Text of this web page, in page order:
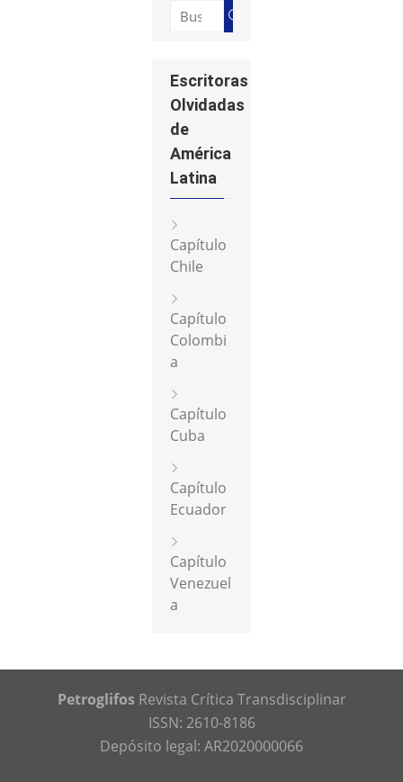
r
Buscar:
Buscar
Escritoras
Olvidadas
de
América
Latina
Capítulo
Chile
Capítulo
Colombi
a
Capítulo
Cuba
Capítulo
Ecuador
Capítulo
Venezuel
a
PetroglifosRevista Crítica Transdisciplinar
ISSN: 2610-8186
Depósito legal: AR2020000066